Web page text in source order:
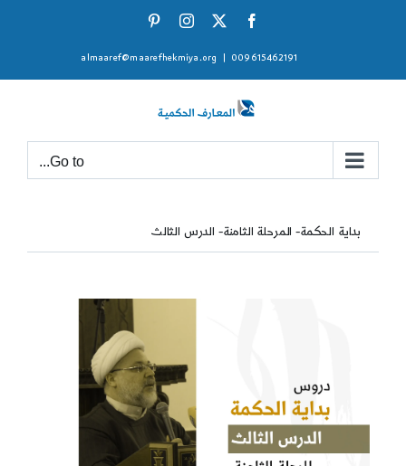
Facebook
X
Instagram
009615462191
almaaref@maarefhekmiya.org
Go to...
بداية الحكمة- المرحلة الثامنة- الدرس الثالث